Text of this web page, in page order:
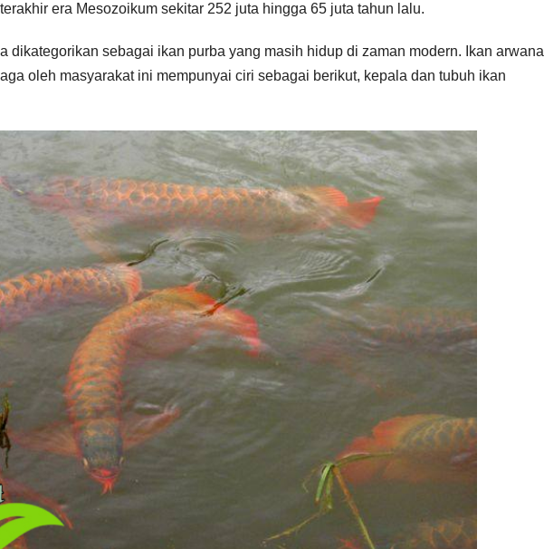
era Mesozoikum sekitar 252 juta hingga 65 juta tahun lalu.
dikategorikan sebagai ikan purba yang masih hidup di zaman modern. Ikan arwana
oleh masyarakat ini mempunyai ciri sebagai berikut, kepala dan tubuh ikan